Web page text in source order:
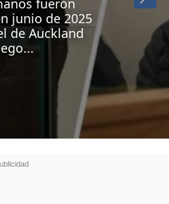
junio de 2025
de Auckland